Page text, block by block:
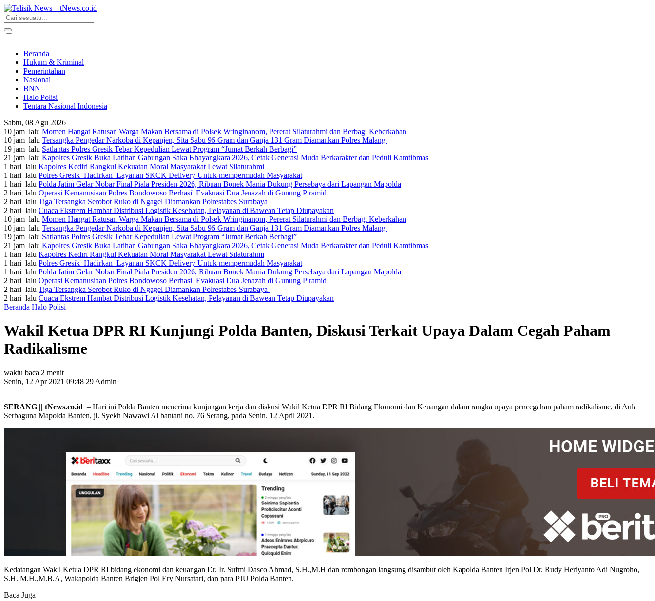
Beranda
Hukum & Kriminal
Pemerintahan
Nasional
BNN
Halo Polisi
Tentara Nasional Indonesia
Sabtu, 08 Agu 2026
10 jam lalu Momen Hangat Ratusan Warga Makan Bersama di Polsek Wringinanom, Pererat Silaturahmi dan Berbagi Keberkahan
10 jam lalu Tersangka Pengedar Narkoba di Kepanjen, Sita Sabu 96 Gram dan Ganja 131 Gram Diamankan Polres Malang
19 jam lalu Satlantas Polres Gresik Tebar Kepedulian Lewat Program “Jumat Berkah Berbagi”
21 jam lalu Kapolres Gresik Buka Latihan Gabungan Saka Bhayangkara 2026, Cetak Generasi Muda Berkarakter dan Peduli Kamtibmas
1 hari lalu Kapolres Kediri Rangkul Kekuatan Moral Masyarakat Lewat Silaturahmi
1 hari lalu Polres Gresik Hadirkan Layanan SKCK Delivery Untuk mempermudah Masyarakat
1 hari lalu Polda Jatim Gelar Nobar Final Piala Presiden 2026, Ribuan Bonek Mania Dukung Persebaya dari Lapangan Mapolda
2 hari lalu Operasi Kemanusiaan Polres Bondowoso Berhasil Evakuasi Dua Jenazah di Gunung Piramid
2 hari lalu Tiga Tersangka Serobot Ruko di Ngagel Diamankan Polrestabes Surabaya
2 hari lalu Cuaca Ekstrem Hambat Distribusi Logistik Kesehatan, Pelayanan di Bawean Tetap Diupayakan
10 jam lalu Momen Hangat Ratusan Warga Makan Bersama di Polsek Wringinanom, Pererat Silaturahmi dan Berbagi Keberkahan
10 jam lalu Tersangka Pengedar Narkoba di Kepanjen, Sita Sabu 96 Gram dan Ganja 131 Gram Diamankan Polres Malang
19 jam lalu Satlantas Polres Gresik Tebar Kepedulian Lewat Program “Jumat Berkah Berbagi”
21 jam lalu Kapolres Gresik Buka Latihan Gabungan Saka Bhayangkara 2026, Cetak Generasi Muda Berkarakter dan Peduli Kamtibmas
1 hari lalu Kapolres Kediri Rangkul Kekuatan Moral Masyarakat Lewat Silaturahmi
1 hari lalu Polres Gresik Hadirkan Layanan SKCK Delivery Untuk mempermudah Masyarakat
1 hari lalu Polda Jatim Gelar Nobar Final Piala Presiden 2026, Ribuan Bonek Mania Dukung Persebaya dari Lapangan Mapolda
2 hari lalu Operasi Kemanusiaan Polres Bondowoso Berhasil Evakuasi Dua Jenazah di Gunung Piramid
2 hari lalu Tiga Tersangka Serobot Ruko di Ngagel Diamankan Polrestabes Surabaya
2 hari lalu Cuaca Ekstrem Hambat Distribusi Logistik Kesehatan, Pelayanan di Bawean Tetap Diupayakan
Beranda Halo Polisi
Wakil Ketua DPR RI Kunjungi Polda Banten, Diskusi Terkait Upaya Dalam Cegah Paham
Radikalisme
waktu baca 2 menit
Senin, 12 Apr 2021 09:48 29 Admin
SERANG || tNews.co.id – Hari ini Polda Banten menerima kunjungan kerja dan diskusi Wakil Ketua DPR RI Bidang Ekonomi dan Keuangan dalam rangka upaya pencegahan paham radikalisme, di Aula
Serbaguna Mapolda Banten, jl. Syekh Nawawi Al bantani no. 76 Serang, pada Senin. 12 April 2021.
Kedatangan Wakil Ketua DPR RI bidang ekonomi dan keuangan Dr. Ir. Sufmi Dasco Ahmad, S.H.,M.H dan rombongan langsung disambut oleh Kapolda Banten Irjen Pol Dr. Rudy Heriyanto Adi Nugroho,
S.H.,M.H.,M.B.A, Wakapolda Banten Brigjen Pol Ery Nursatari, dan para PJU Polda Banten.
Baca Juga